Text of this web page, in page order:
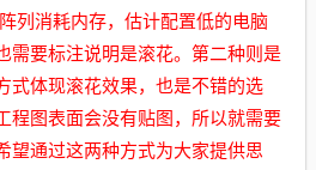
列消耗内存，估计配置低的电脑
需要标注说明是滚花。第二种则是
式体现滚花效果，也是不错的选
程图表面会没有贴图，所以就需要
望通过这两种方式为大家提供思